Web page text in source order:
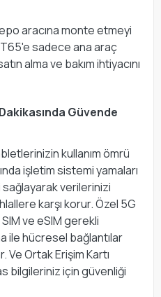
aracına monte etmeyi
sadece ana araç
alma ve bakım ihtiyacını
Güvende
kullanım ömrü
işletim sistemi yamaları
verilerinizi
karşı korur. Özel 5G
ve eSIM gerekli
ile hücresel bağlantılar
Ortak Erişim Kartı
bilgileriniz için güvenliği